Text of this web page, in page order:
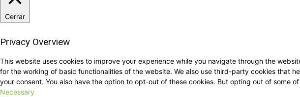
Cerrar
Privacy Overview
This website uses cookies to improve your experience while you navigate through the
for the working of basic functionalities of the website. We also use third-party cookies that
your consent. You also have the option to opt-out of these cookies. But opting out of some
Necessary